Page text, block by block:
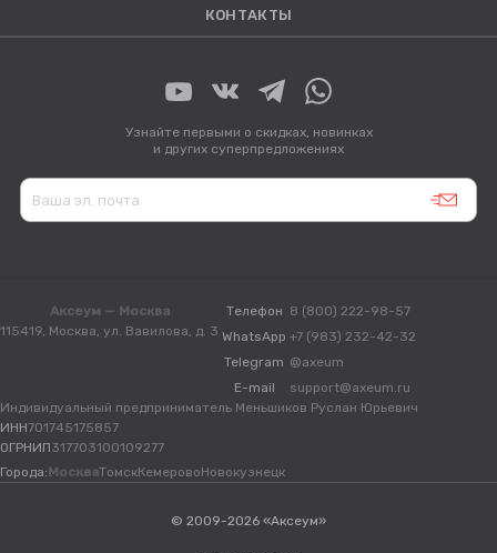
КОНТАКТЫ
Узнайте первыми о скидках, новинках
и других суперпредложениях
Аксеум — Москва
115419, Москва, ул. Вавилова, д. 3
Телефон 8 (800) 222-98-57
WhatsApp +7 (983) 232-42-32
Telegram @axeum
E-mail
support@axeum.ru
Индивидуальный предприниматель Меньшиков Руслан Юрьевич
ИНН701745175857
ОГРНИП317703100109277
Города: МоскваТомскКемеровоНовокузнецк
© 2009-2026 «Аксеум»